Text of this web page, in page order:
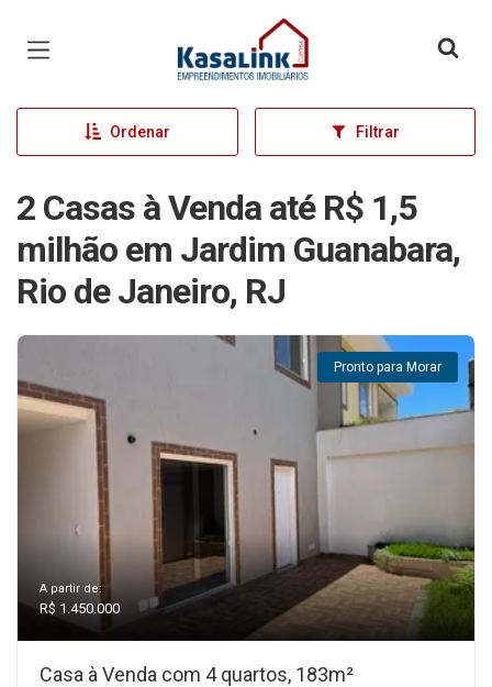
Página inicial
Ordenar Filtrar
2 Casas à Venda até R$ 1,5
milhão em Jardim Guanabara,
Rio de Janeiro, RJ
Pronto para Morar
A partir de:
R$ 1.450.000
Casa à Venda com 4 quartos, 183m²